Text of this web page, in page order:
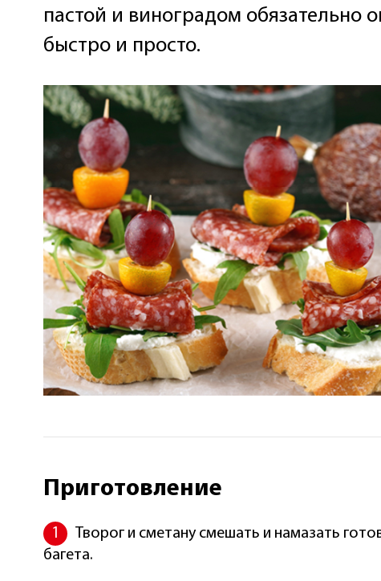
пастой и виноградом обязательно
быстро и просто.
Приготовление
Творог и сметану смешать и намазать
багета.